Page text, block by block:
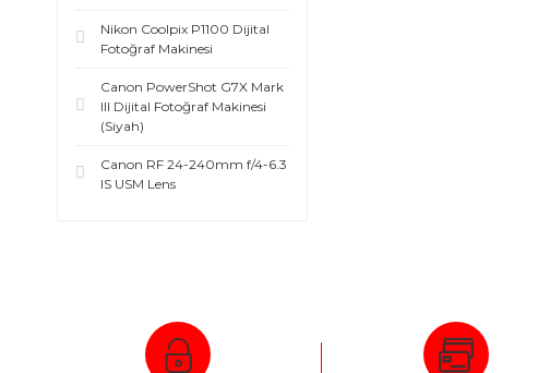
Nikon Coolpix P1100 Dijital
Fotoğraf Makinesi
Canon PowerShot G7X Mark
III Dijital Fotoğraf Makinesi
(Siyah)
Canon RF 24-240mm f/4-6.3
IS USM Lens